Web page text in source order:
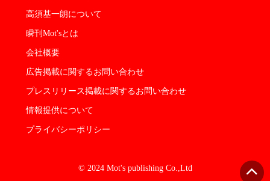
高須基一朗について
瞬刊Mot'sとは
会社概要
広告掲載に関するお問い合わせ
プレスリリース掲載に関するお問い合わせ
情報提供について
プライバシーポリシー
© 2024 Mot's publishing Co.,Ltd